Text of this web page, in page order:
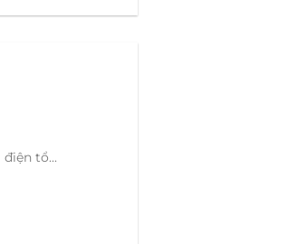
tổ...